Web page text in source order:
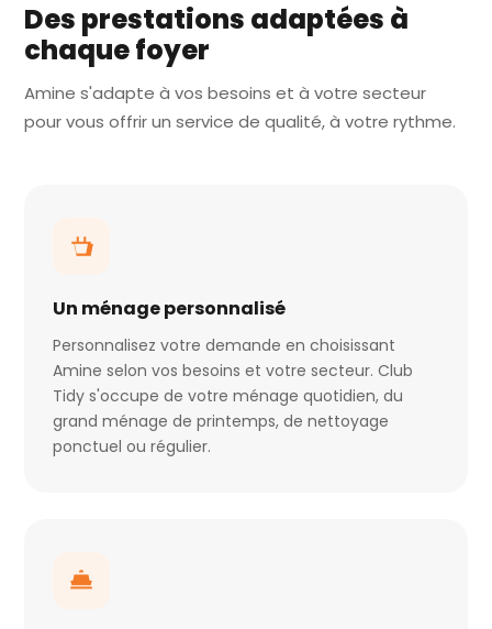
Des prestations adaptées à
chaque foyer
Amine s'adapte à vos besoins et à votre secteur
pour vous offrir un service de qualité, à votre rythme.
Un ménage personnalisé
Personnalisez votre demande en choisissant
Amine selon vos besoins et votre secteur. Club
Tidy s'occupe de votre ménage quotidien, du
grand ménage de printemps, de nettoyage
ponctuel ou régulier.